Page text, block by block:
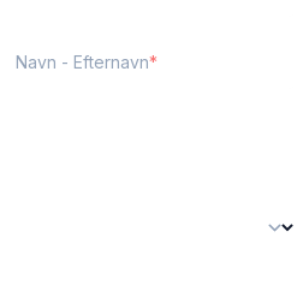
Navn - Efternavn